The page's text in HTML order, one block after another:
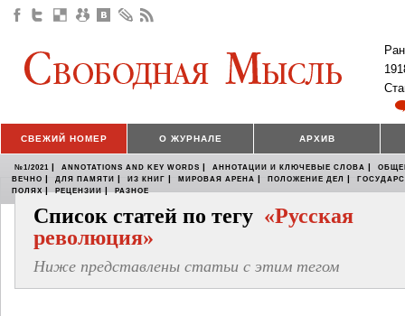
СВЕЖИЙ НОМЕР О ЖУРНАЛЕ АРХИВ
№1/2021 | ANNOTATIONS AND KEY WORDS | АННОТАЦИИ И КЛЮЧЕВЫЕ СЛОВА |
ВЕЧНО | ДЛЯ ПАМЯТИ | ИЗ КНИГ | МИРОВАЯ АРЕНА | ПОЛОЖЕНИЕ ДЕЛ |
ПОЛЯХ | РЕЦЕНЗИИ | РАЗНОЕ
Список статей по тегу «Русская
революция»
Ниже представлены статьи с этим тегом